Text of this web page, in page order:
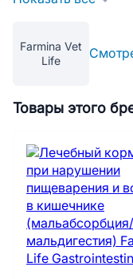
Farmina Vet
Life
Товары этого